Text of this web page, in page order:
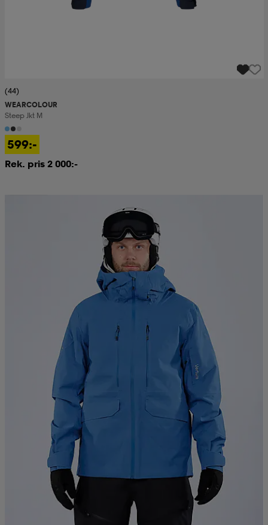
(44)
WEARCOLOUR
Steep Jkt M
599:-
Rek. pris 2 000:-